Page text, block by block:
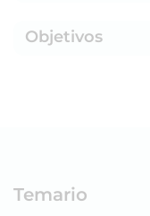
Objetivos
Temario